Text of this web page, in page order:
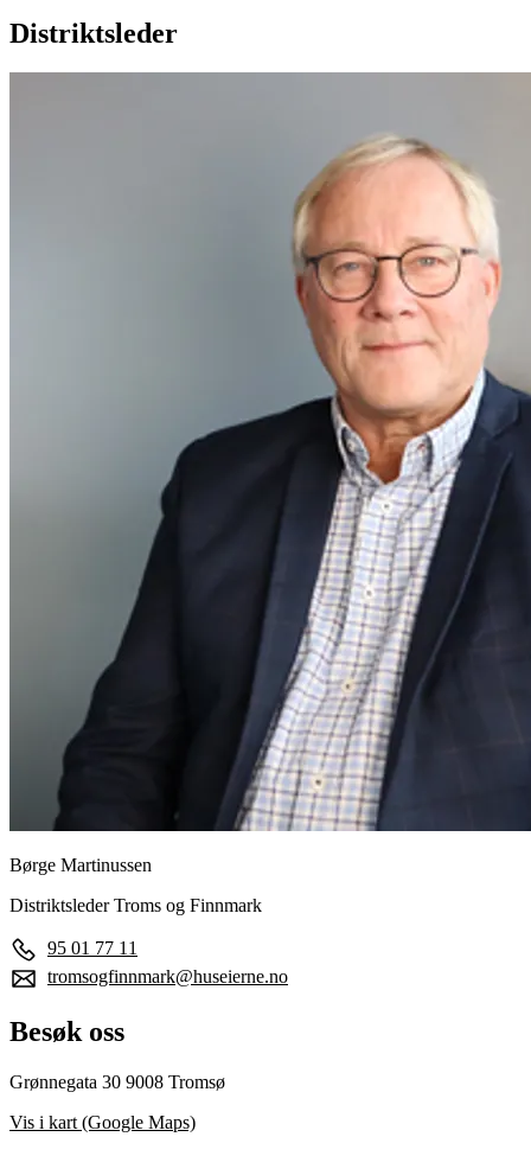
Distriktsleder
Børge Martinussen
Distriktsleder Troms og Finnmark
95 01 77 11
tromsogfinnmark@huseierne.no
Besøk oss
Grønnegata 30 9008 Tromsø
Vis i kart (Google Maps)